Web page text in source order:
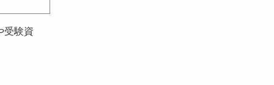
受験資